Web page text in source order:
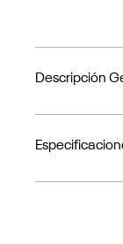
Descripción